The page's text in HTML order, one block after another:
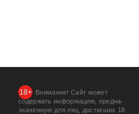
Внимание! Сайт может
содержать информацию, предна­
значенную для лиц, дости­гших 18